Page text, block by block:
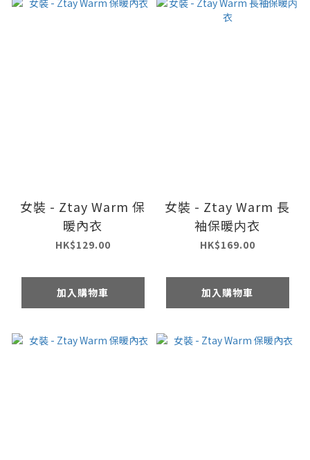
女裝 - Ztay Warm 保
暖內衣
HK$129.00
加入購物車
女裝 - Ztay Warm 長
袖保暖内衣
HK$169.00
加入購物車